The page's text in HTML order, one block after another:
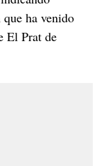
ha venido
El Prat de